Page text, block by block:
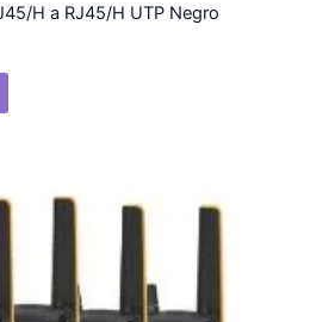
H a RJ45/H UTP Negro